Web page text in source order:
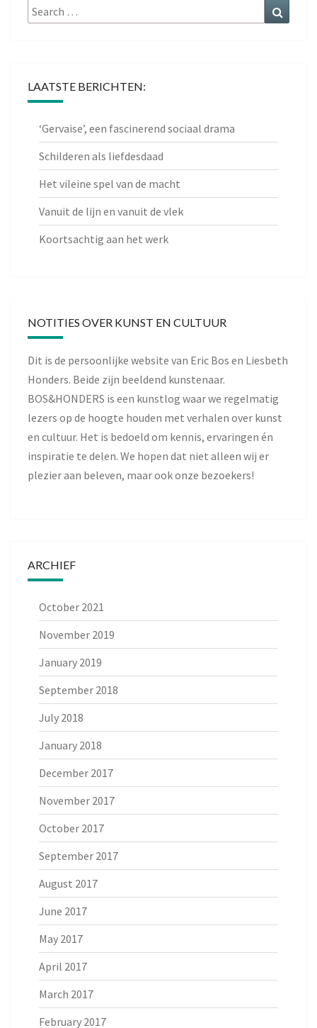
Search
for:
LAATSTE BERICHTEN:
‘Gervaise’, een fascinerend sociaal drama
Schilderen als liefdesdaad
Het vileine spel van de macht
Vanuit de lijn en vanuit de vlek
Koortsachtig aan het werk
NOTITIES OVER KUNST EN CULTUUR
Dit is de persoonlijke website van Eric Bos en Liesbeth
Honders. Beide zijn beeldend kunstenaar.
BOS&HONDERS is een kunstlog waar we regelmatig
lezers op de hoogte houden met verhalen over kunst
en cultuur. Het is bedoeld om kennis, ervaringen én
inspiratie te delen. We hopen dat niet alleen wij er
plezier aan beleven, maar ook onze bezoekers!
ARCHIEF
October 2021
November 2019
January 2019
September 2018
July 2018
January 2018
December 2017
November 2017
October 2017
September 2017
August 2017
June 2017
May 2017
April 2017
March 2017
February 2017